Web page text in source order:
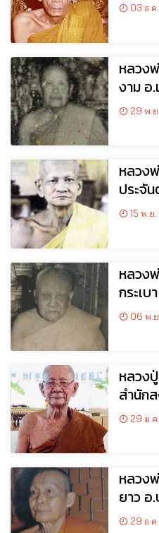
03 ธ.
หลวง
งาม อ
29 พ.
หลวง
ประจั
จ.ปรา
15 พ.ย
หลวง
กระเ
06 พ.
หลวง
สำนัก
อ.กบิน
29 ม.ค
หลวง
ยาว อ
29 ธ.